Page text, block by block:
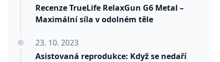
Recenze TrueLife RelaxGun G6 Metal –
Maximální síla v odolném těle
Asistovaná reprodukce: Když se nedaří
23. 10. 2023